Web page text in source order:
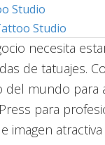
Studio
Studio
necesita
de tatuajes.
del mundo para
para
imagen